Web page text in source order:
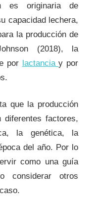
es originaria de
capacidad lechera,
la producción de
(2018), la
por lactanciay por
que la producción
factores,
la genética, la
del año. Por lo
como una guía
considerar otros